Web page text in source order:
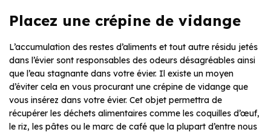
Placez une crépine de vidange
L’accumulation des restes d’aliments et tout autre résidu jetés
dans l’évier sont responsables des odeurs désagréables ainsi
que l’eau stagnante dans votre évier. Il existe un moyen
d’éviter cela en vous procurant une crépine de vidange que
vous insérez dans votre évier. Cet objet permettra de
récupérer les déchets alimentaires comme les coquilles d’œuf,
le riz, les pâtes ou le marc de café que la plupart d’entre nous